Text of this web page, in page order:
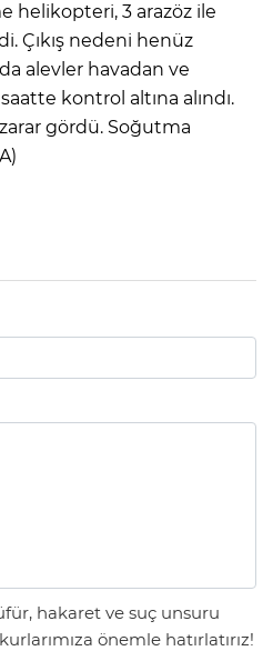
helikopteri, 3 arazöz ile
Çıkış nedeni henüz
alevler havadan ve
kontrol altına alındı.
gördü. Soğutma
hakaret ve suç unsuru
önemle hatırlatırız!